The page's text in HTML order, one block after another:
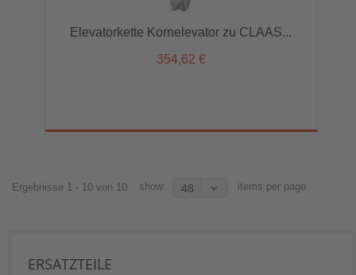
Elevatorkette Kornelevator zu CLAAS...
354,62 €
Ergebnisse 1 - 10 von 10 show: 48 items per page
ERSATZTEILE